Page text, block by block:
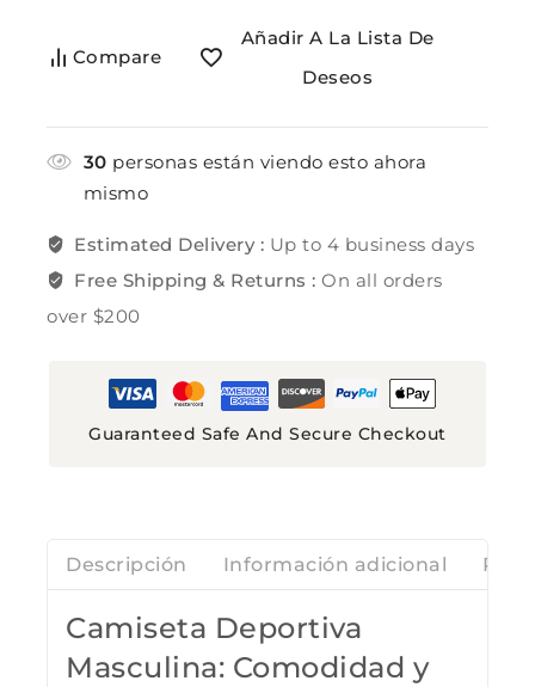
Compare
Añadir A La Lista De
Deseos
30 personas están viendo esto ahora
mismo
Estimated Delivery : Up to 4 business days
Free Shipping & Returns :On all orders
over $200
Guaranteed Safe And Secure Checkout
Descripción Información adicional
Camiseta Deportiva
Masculina: Comodidad y